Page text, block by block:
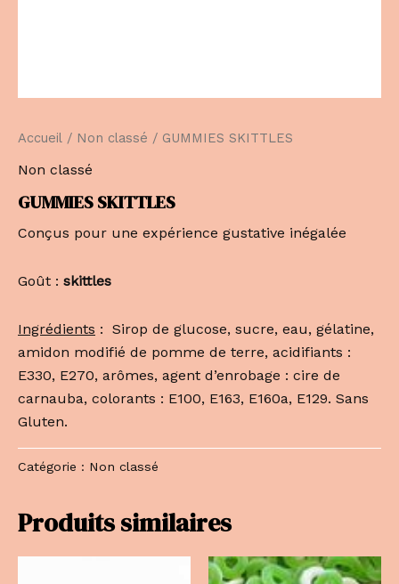
Accueil / Non classé / GUMMIES SKITTLES
Non classé
GUMMIES SKITTLES
Conçus pour une expérience gustative inégalée
Goût : skittles
Ingrédients : Sirop de glucose, sucre, eau, gélatine,
amidon modifié de pomme de terre, acidifiants :
E330, E270, arômes, agent d’enrobage : cire de
carnauba, colorants : E100, E163, E160a, E129. Sans
Gluten.
Catégorie : Non classé
Produits similaires